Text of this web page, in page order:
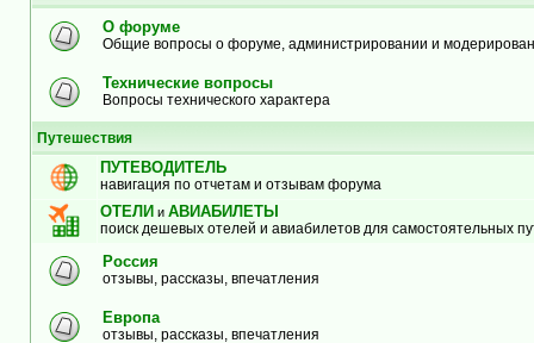
О форуме
Общие вопросы о форуме, администрировании и
Технические вопросы
Вопросы технического характера
Путешествия
ПУТЕВОДИТЕЛЬ
навигация по отчетам и отзывам форума
ОТЕЛИ и АВИАБИЛЕТЫ
поиск дешевых отелей и авиабилетов для самостоятельных
Россия
отзывы, рассказы, впечатления
Европа
отзывы, рассказы, впечатления